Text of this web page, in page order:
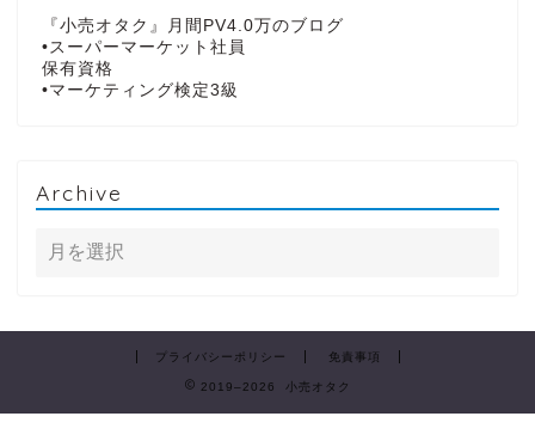
『小売オタク』月間PV4.0万のブログ
•スーパーマーケット社員
保有資格
•マーケティング検定3級
Archive
プライバシーポリシー 免責事項
2019–2026 小売オタク